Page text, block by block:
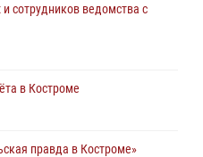
сотрудников ведомства с
в Костроме
правда в Костроме»